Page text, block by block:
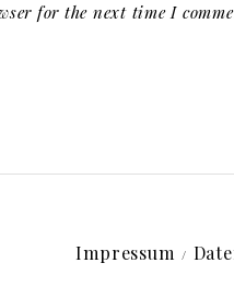
for the next time I
Impressum